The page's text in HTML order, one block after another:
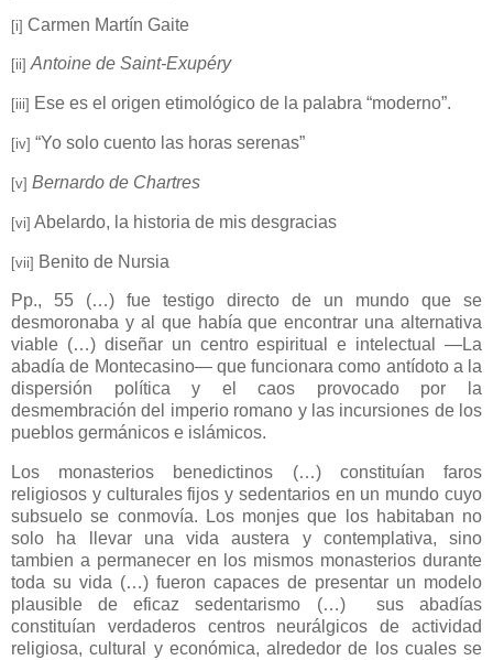
[i] Carmen Martín Gaite
[ii] Antoine de Saint-Exupéry
[iii] Ese es el origen etimológico de la palabra “moderno”.
[iv] “Yo solo cuento las horas serenas”
[v] Bernardo de Chartres
[vi] Abelardo, la historia de mis desgracias
[vii] Benito de Nursia
Pp., 55 (…) fue testigo directo de un mundo que se
desmoronaba y al que había que encontrar una alternativa
viable (…) diseñar un centro espiritual e intelectual ―La
abadía de Montecasino― que funcionara como antídoto a la
dispersión política y el caos provocado por la
desmembración del imperio romano y las incursiones de los
pueblos germánicos e islámicos.
Los monasterios benedictinos (…) constituían faros
religiosos y culturales fijos y sedentarios en un mundo cuyo
subsuelo se conmovía. Los monjes que los habitaban no
solo ha llevar una vida austera y contemplativa, sino
tambien a permanecer en los mismos monasterios durante
toda su vida (…) fueron capaces de presentar un modelo
plausible de eficaz sedentarismo (…) sus abadías
constituían verdaderos centros neurálgicos de actividad
religiosa, cultural y económica, alrededor de los cuales se